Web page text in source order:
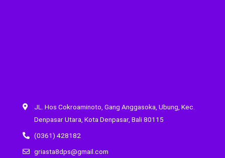
JL. Hos Cokroaminoto, Gang Anggasoka, Ubung, Kec.
Denpasar Utara, Kota Denpasar, Bali 80115
(0361) 428182
griasta8dps@gmail.com